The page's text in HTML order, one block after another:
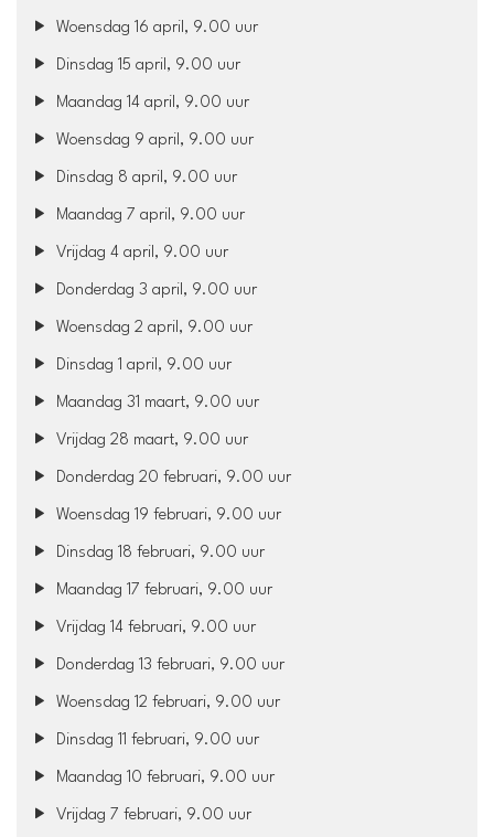
Woensdag 16 april, 9.00 uur
Dinsdag 15 april, 9.00 uur
Maandag 14 april, 9.00 uur
Woensdag 9 april, 9.00 uur
Dinsdag 8 april, 9.00 uur
Maandag 7 april, 9.00 uur
Vrijdag 4 april, 9.00 uur
Donderdag 3 april, 9.00 uur
Woensdag 2 april, 9.00 uur
Dinsdag 1 april, 9.00 uur
Maandag 31 maart, 9.00 uur
Vrijdag 28 maart, 9.00 uur
Donderdag 20 februari, 9.00 uur
Woensdag 19 februari, 9.00 uur
Dinsdag 18 februari, 9.00 uur
Maandag 17 februari, 9.00 uur
Vrijdag 14 februari, 9.00 uur
Donderdag 13 februari, 9.00 uur
Woensdag 12 februari, 9.00 uur
Dinsdag 11 februari, 9.00 uur
Maandag 10 februari, 9.00 uur
Vrijdag 7 februari, 9.00 uur